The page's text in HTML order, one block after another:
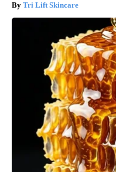
Tri Lift Skincare